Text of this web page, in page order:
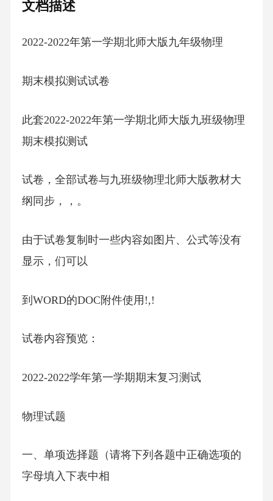
文档描述
2022-2022年第一学期北师大版九年级物理
期末模拟测试试卷
此套2022-2022年第一学期北师大版九班级物理
期末模拟测试
试卷，全部试卷与九班级物理北师大版教材大
纲同步，，。
由于试卷复制时一些内容如图片、公式等没有
显示，们可以
到WORD的DOC附件使用!,!
试卷内容预览：
2022-2022学年第一学期期末复习测试
物理试题
一、单项选择题（请将下列各题中正确选项的
字母填入下表中相